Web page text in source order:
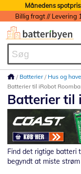
Månedens
Batterier Hus og
Batterier til iRobot Roomba
Batterier til
Find det rigtige batteri
begyndt at miste